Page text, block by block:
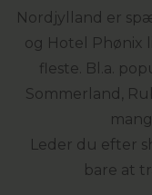
Nordjylland er
og Hotel Phønix
fleste. Bl.a.
Sommerland,
Leder du efter
bare at